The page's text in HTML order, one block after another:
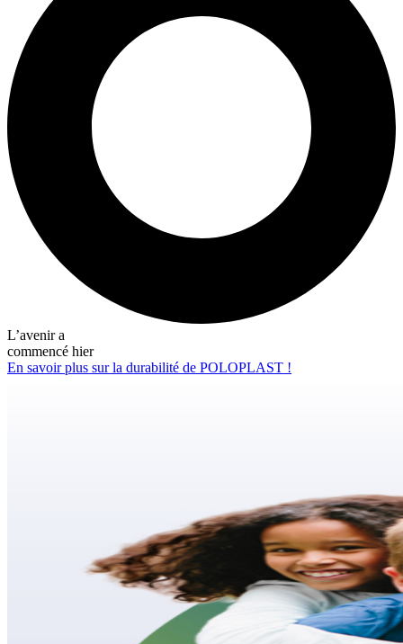
L’avenir a
commencé hier
En savoir plus sur la durabilité de POLOPLAST !